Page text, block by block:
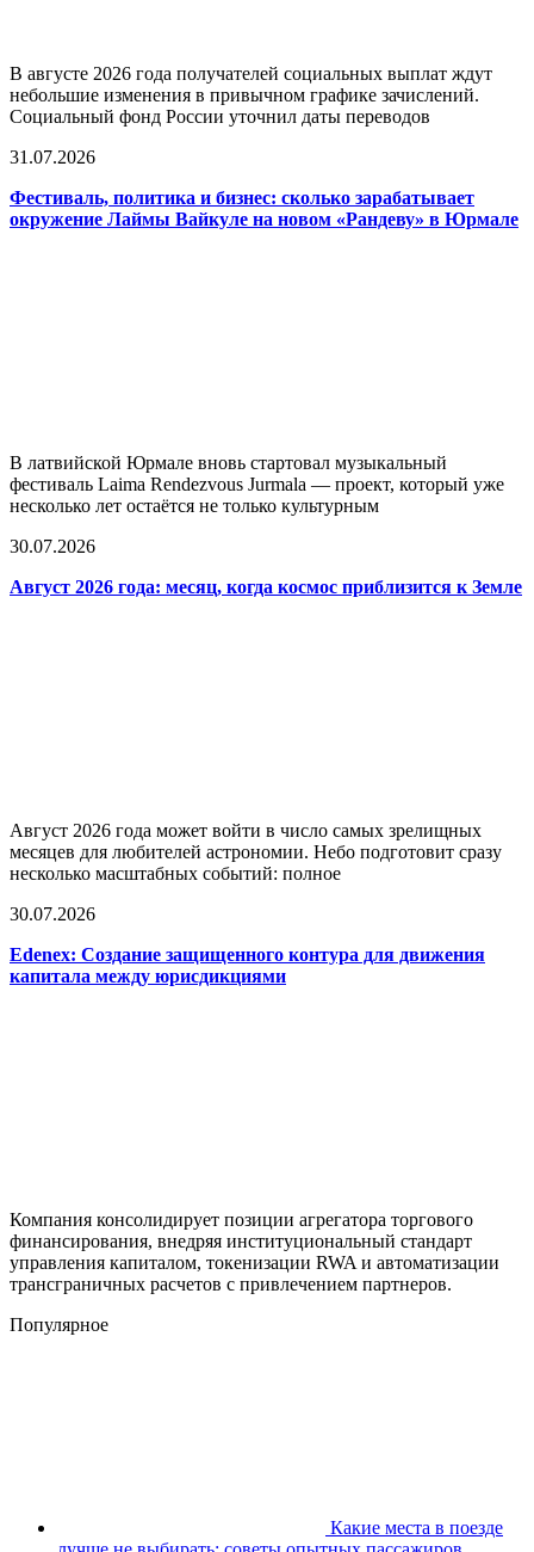
В августе 2026 года получателей социальных выплат ждут
небольшие изменения в привычном графике зачислений.
Социальный фонд России уточнил даты переводов
31.07.2026
Фестиваль, политика и бизнес: сколько зарабатывает
окружение Лаймы Вайкуле на новом «Рандеву» в Юрмале
В латвийской Юрмале вновь стартовал музыкальный
фестиваль Laima Rendezvous Jurmala — проект, который уже
несколько лет остаётся не только культурным
30.07.2026
Август 2026 года: месяц, когда космос приблизится к Земле
Август 2026 года может войти в число самых зрелищных
месяцев для любителей астрономии. Небо подготовит сразу
несколько масштабных событий: полное
30.07.2026
Edenex: Создание защищенного контура для движения
капитала между юрисдикциями
Компания консолидирует позиции агрегатора торгового
финансирования, внедряя институциональный стандарт
управления капиталом, токенизации RWA и автоматизации
трансграничных расчетов с привлечением партнеров.
Популярное
Какие места в поезде